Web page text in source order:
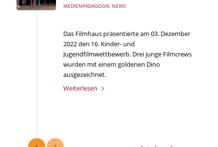
MEDIENPÄDAGOGIK, NEWS
Das Filmhaus präsentierte am 03. Dezember
2022 den 16. Kinder- und
Jugendfilmwettbewerb. Drei junge Filmcrews
wurden mit einem goldenen Dino
ausgezeichnet.
Weiterlesen